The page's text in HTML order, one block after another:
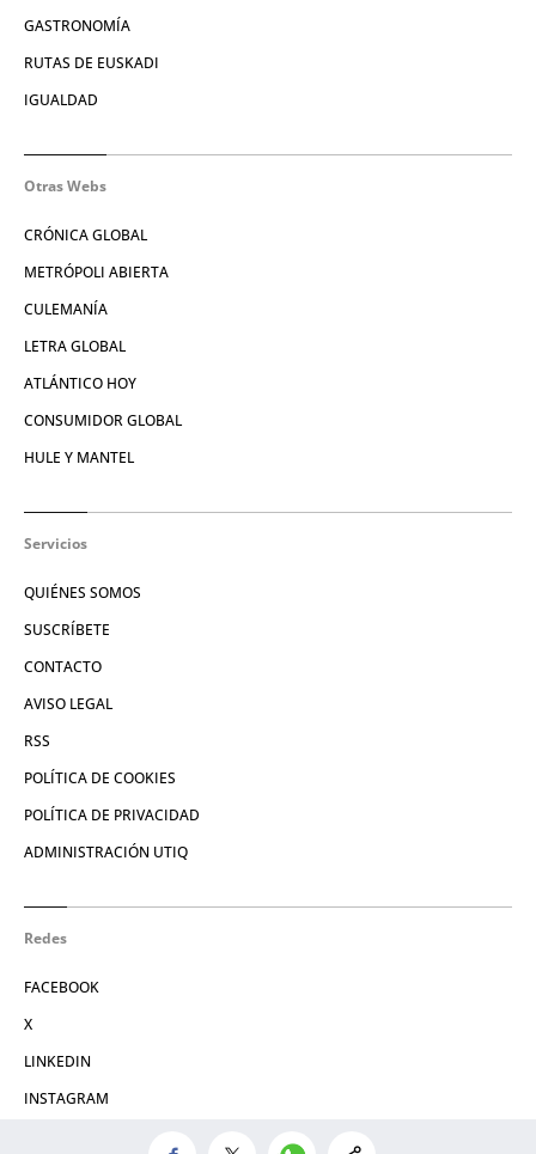
GASTRONOMÍA
RUTAS DE EUSKADI
IGUALDAD
Otras Webs
CRÓNICA GLOBAL
METRÓPOLI ABIERTA
CULEMANÍA
LETRA GLOBAL
ATLÁNTICO HOY
CONSUMIDOR GLOBAL
HULE Y MANTEL
Servicios
QUIÉNES SOMOS
SUSCRÍBETE
CONTACTO
AVISO LEGAL
RSS
POLÍTICA DE COOKIES
POLÍTICA DE PRIVACIDAD
ADMINISTRACIÓN UTIQ
Redes
FACEBOOK
X
LINKEDIN
INSTAGRAM